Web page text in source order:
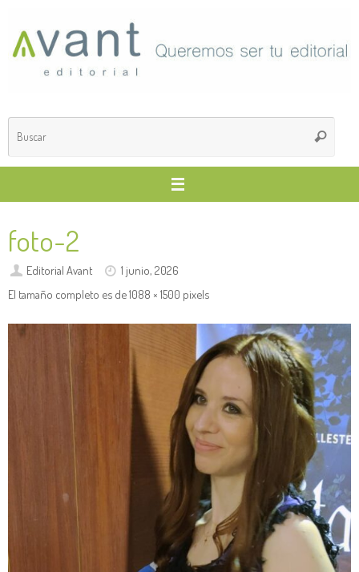
contenido
Buscar
foto-2
Editorial Avant
1 junio, 2026
El tamaño completo es de1088 × 1500 pixels